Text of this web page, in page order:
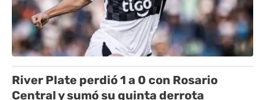
River Plate perdió 1 a 0 con Rosario
Central y sumó su quinta derrota